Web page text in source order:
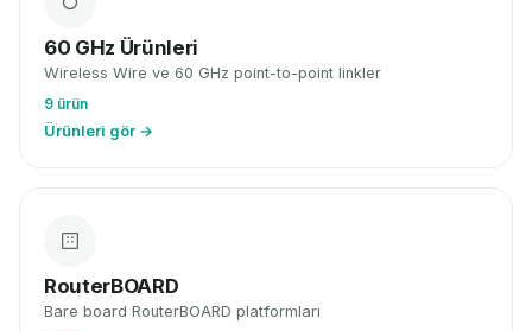
60 GHz Ürünleri
Wireless Wire ve 60 GHz point-to-point linkler
9 ürün
Ürünleri gör →
RouterBOARD
Bare board RouterBOARD platformları